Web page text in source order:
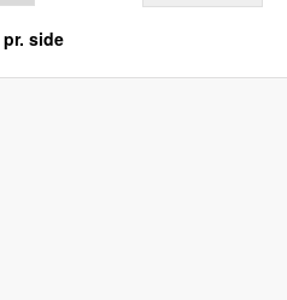
pr. side